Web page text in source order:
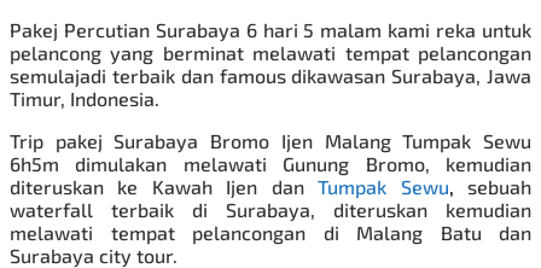
Pakej Percutian Surabaya 6 hari 5 malam kami reka untuk
pelancong yang berminat melawati tempat pelancongan
semulajadi terbaik dan famous dikawasan Surabaya, Jawa
Timur, Indonesia.
Trip pakej Surabaya Bromo Ijen Malang Tumpak Sewu
6h5m dimulakan melawati
Gunung Bromo, kemudian
diteruskan ke Kawah Ijen dan
Tumpak Sewu,sebuah
waterfall terbaik di Surabaya, diteruskan kemudian
melawati tempat pelancongan di Malang Batu dan
Surabaya city tour.